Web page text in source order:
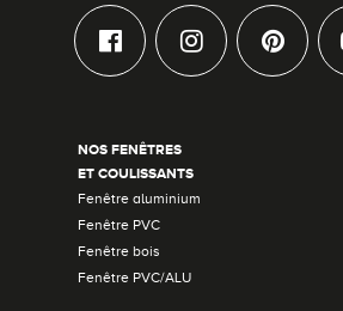
NOS FENÊTRES
ET COULISSANTS
Fenêtre aluminium
Fenêtre PVC
Fenêtre bois
Fenêtre PVC/ALU